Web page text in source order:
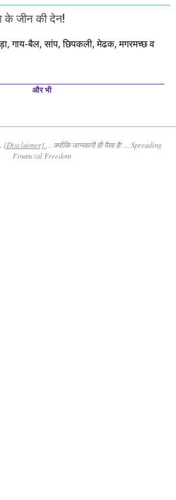
के जीन की देन!
गाय-बैल, सांप, छिपकली, मेढक, मगरमच्छ व
और भी
{Disclaimer}
... क्योंकि जानकारी ही पैसा है! ... Spreading
Financial Freedom